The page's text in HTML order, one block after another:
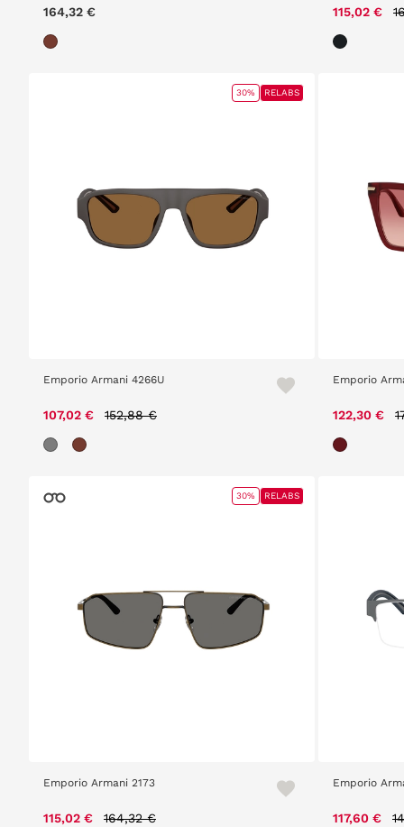
164,32 € 115,02 €
Emporio Armani 4266U
107,02 € Price reduced from
152,88 €
30% RELABS
Emporio
122,30 €
Emporio Armani 2173
115,02 € Price reduced from
164,32 €
30% RELABS
Emporio
117,60 €